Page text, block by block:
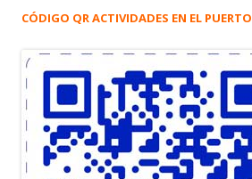
CÓDIGO QR ACTIVIDADES EN EL PUERTO